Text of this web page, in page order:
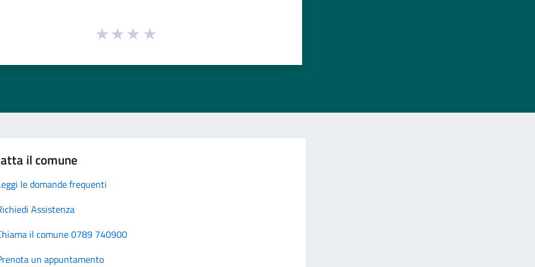
il comune
le domande frequenti
Assistenza
il comune 0789 740900
un appuntamento